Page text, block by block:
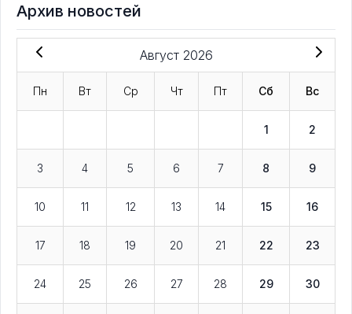
Архив новостей
Август 2026
Пн Вт Ср Чт Пт Сб Вс
1 2
3 4 5 6 7 8 9
10 11 12 13 14 15 16
17 18 19 20 21 22 23
24 25 26 27 28 29 30